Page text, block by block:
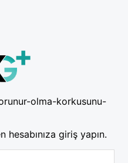
olma-korkusunu-
giriş yapın.